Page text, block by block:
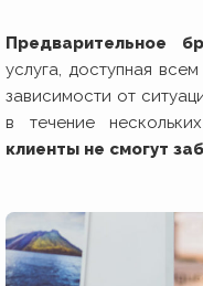
Предварительное
услуга, доступная
зависимости от
в течение
клиенты не смогут